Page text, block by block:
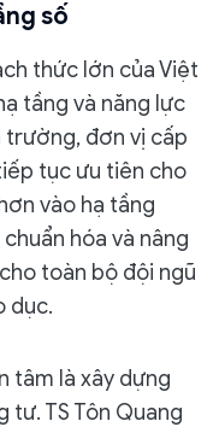
số
thức lớn của Việt
tầng và năng lực
trường, đơn vị cấp
tục ưu tiên cho
vào hạ tầng
hóa và nâng
toàn bộ đội ngũ
dục.
tâm là xây dựng
tư. TS Tôn Quang